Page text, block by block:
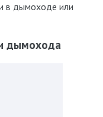
в дымоходе или
дымохода